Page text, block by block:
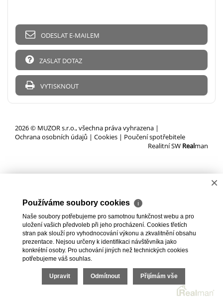
ODESLAT E-MAILEM
ZASLAT DOTAZ
VYTISKNOUT
2026 © MUZOR s.r.o., všechna práva vyhrazena |
Ochrana osobních údajů | Cookies | Poučení spotřebitele
Realitní SW Realman
×
Používáme soubory cookies ℹ
Naše soubory potřebujeme pro samotnou funkčnost webu a pro
uložení vašich předvoleb při jeho procházení. Cookies třetích
stran pak slouží pro vyhodnocování výkonu a zkvalitnění obsahu
prezentace. Nejsou určeny k identifikaci návštěvníka jako
konkrétní osoby. Pro uchování jiných než technických cookies
potřebujeme váš souhlas.
Upravit Odmítnout Přijímám vše